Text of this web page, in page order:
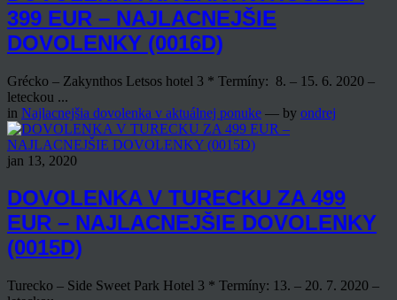
399 EUR – NAJLACNEJŠIE
DOVOLENKY (0016D)
Grécko – Zakynthos Letsos hotel 3 * Termíny: 8. – 15. 6. 2020 –
leteckou ...
in Najlacnejšia dovolenka v aktuálnej ponuke — by ondrej
jan 13, 2020
DOVOLENKA V TURECKU ZA 499
EUR – NAJLACNEJŠIE DOVOLENKY
(0015D)
Turecko – Side Sweet Park Hotel 3 * Termíny: 13. – 20. 7. 2020 –